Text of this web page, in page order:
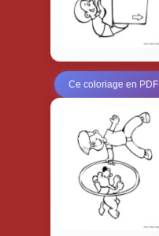
Ce coloriage en PDF